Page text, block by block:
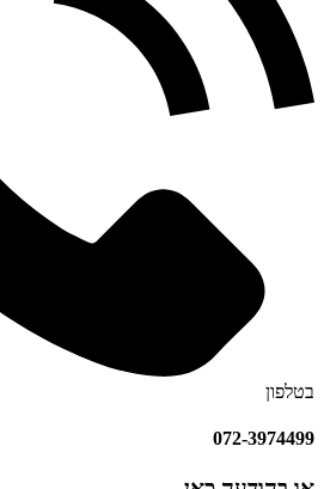
בטלפון
072-3974499